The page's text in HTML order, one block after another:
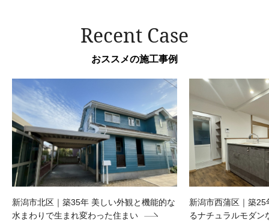
Recent Case
おススメの施工事例
新潟市北区｜築35年 美しい外観と機能的な
水まわりで生まれ変わった住まい
新潟市西蒲区｜築
るナチュラルモダン